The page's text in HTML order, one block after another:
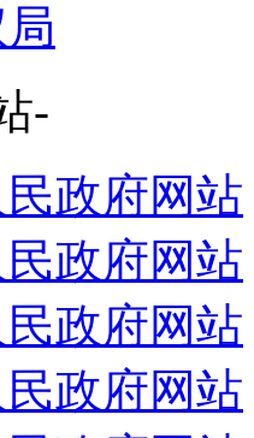
-
政府网站
政府网站
政府网站
政府网站